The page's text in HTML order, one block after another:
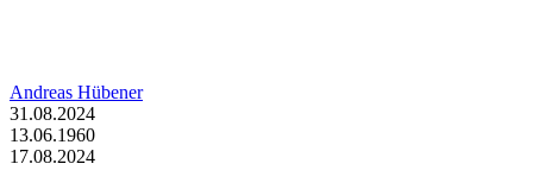
Andreas Hübener
31.08.2024
13.06.1960
17.08.2024